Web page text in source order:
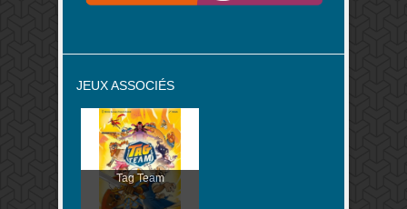
JEUX ASSOCIÉS
Tag Team